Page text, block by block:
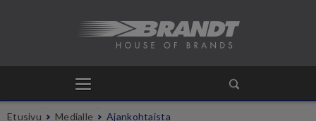
Etusivu Medialle Ajankohtaista